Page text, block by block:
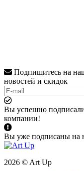
Подпишитесь на
новостей и скидок
Вы успешно
компании!
Вы уже подписаны на
2026 © Art Up